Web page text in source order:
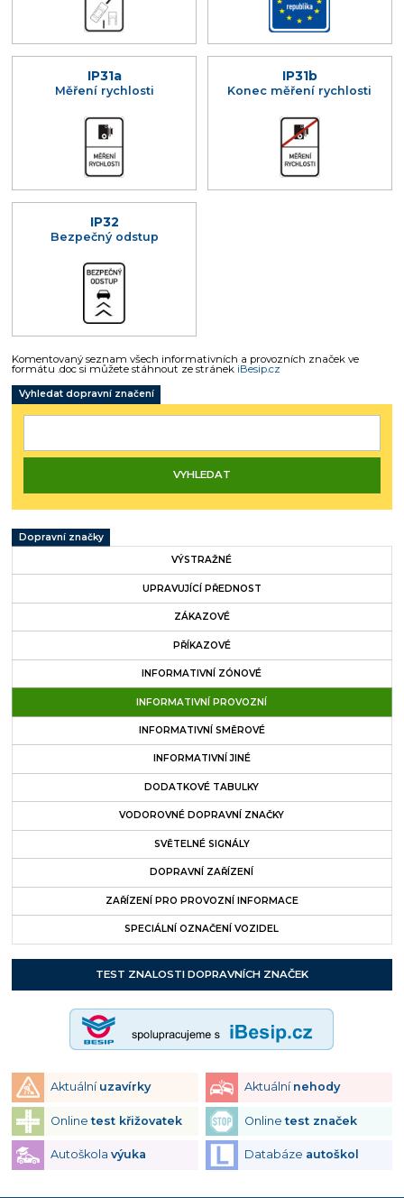
IP31a
Měření rychlosti
IP31b
Konec měření rychlosti
IP32
Bezpečný odstup
Komentovaný seznam všech informativních a provozních značek ve
formátu .doc si můžete stáhnout ze stránek iBesip.cz
Vyhledat dopravní značení
Dopravní značky
VÝSTRAŽNÉ
UPRAVUJÍCÍ PŘEDNOST
ZÁKAZOVÉ
PŘÍKAZOVÉ
INFORMATIVNÍ ZÓNOVÉ
INFORMATIVNÍ PROVOZNÍ
INFORMATIVNÍ SMĚROVÉ
INFORMATIVNÍ JINÉ
DODATKOVÉ TABULKY
VODOROVNÉ DOPRAVNÍ ZNAČKY
SVĚTELNÉ SIGNÁLY
DOPRAVNÍ ZAŘÍZENÍ
ZAŘÍZENÍ PRO PROVOZNÍ INFORMACE
SPECIÁLNÍ OZNAČENÍ VOZIDEL
TEST ZNALOSTI DOPRAVNÍCH ZNAČEK
Aktuální uzavírky Aktuální nehody
Onlinetest křižovatek Onlinetest značek
Autoškola výuka Databáze autoškol